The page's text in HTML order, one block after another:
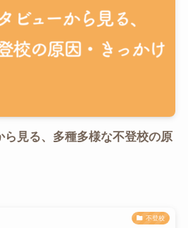
見る、多種多様な不登校の原
不登校